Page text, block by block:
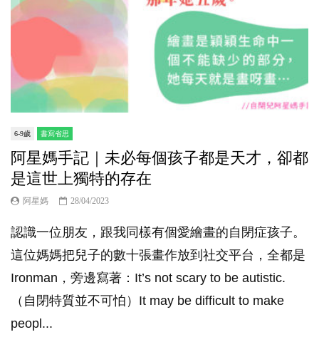
6-9歲 書寫省思
阿星媽手記｜未必每個孩子都是天才，卻都
是這世上獨特的存在
阿星媽 28/04/2023
認識一位朋友，跟我同樣有個愛繪畫的自閉症孩子。
這位媽媽把兒子的數十張畫作放到社交平台，全都是
Ironman，旁邊寫著：It’s not scary to be autistic.
（自閉特質並不可怕）It may be difficult to make
peopl...